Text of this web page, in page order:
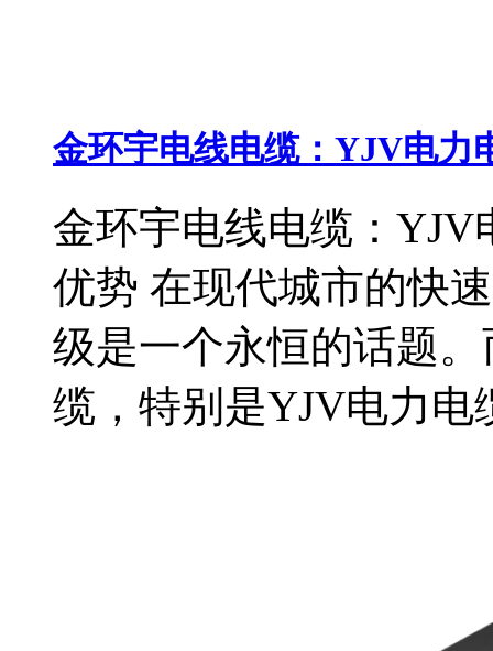
金环宇电线电缆：YJV电力
金环宇电线电缆：
优势 在现代城市的快
级是一个永恒的话题
缆，特别是YJV电力电